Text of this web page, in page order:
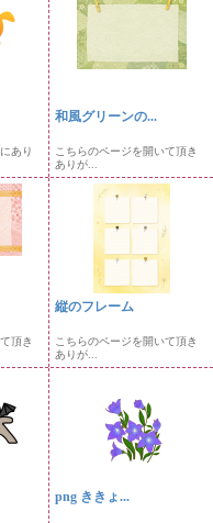
あり
和風グリーンの...
こちらのページを開いて頂き
ありが...
頂き
縦のフレーム
こちらのページを開いて頂き
ありが...
png ききょ...